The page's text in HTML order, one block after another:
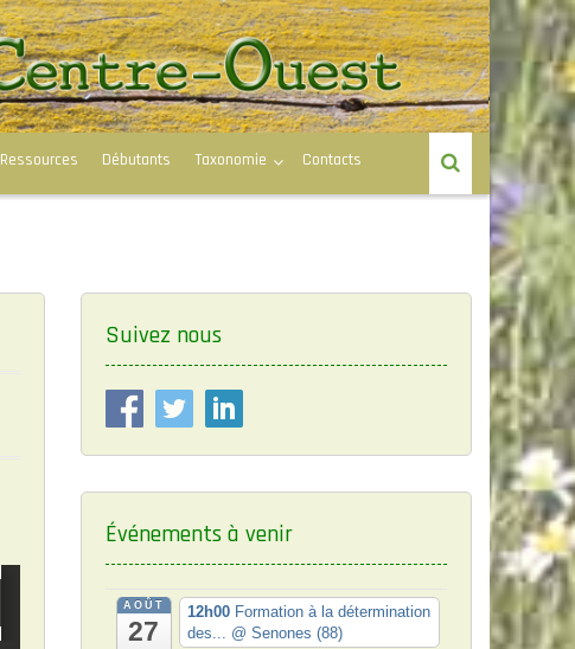
Ressources Débutants Taxonomie Contacts
Suivez nous
Événements à venir
AOÛT
27
12h00 Formation à la détermination
des... @ Senones (88)